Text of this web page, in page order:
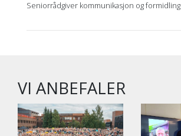
Seniorrådgiver kommunikasjon og formidling
VI ANBEFALER